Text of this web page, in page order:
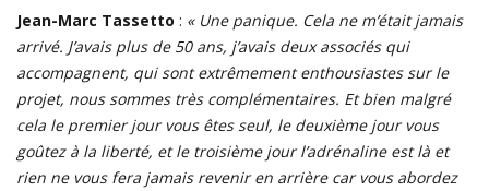
Jean-Marc Tassetto : « Une panique. Cela ne m’était jamais
arrivé. J’avais plus de 50 ans, j’avais deux associés qui
accompagnent, qui sont extrêmement enthousiastes sur le
projet, nous sommes très complémentaires. Et bien malgré
cela le premier jour vous êtes seul, le deuxième jour vous
goûtez à la liberté, et le troisième jour l’adrénaline est là et
rien ne vous fera jamais revenir en arrière car vous abordez